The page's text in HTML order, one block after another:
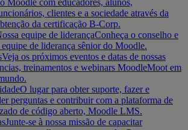
clientes e a sociedade através da
da certificação B-Corp.
equipe de liderançaConheça o conselho e
equipe de liderança sênior do Moodle.
Veja os próximos eventos e datas de nossas
treinamentos e webinars MoodleMoot em
O lugar para obter suporte, fazer e
perguntas e contribuir com a plataforma de
de código aberto, Moodle LMS.
Junte-se à nossa missão de capacitar